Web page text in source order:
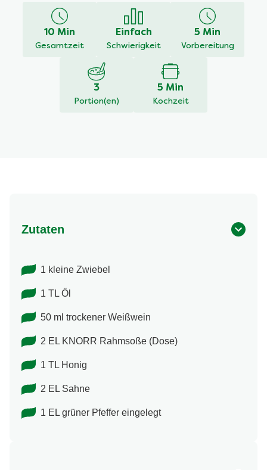
Bewertung
Pfeffer-
10 Min
Gesamtzeit
Einfach
Schwierigkeit
5 Min
Vorbereitung
3
Portion(en)
5 Min
Kochzeit
Zutaten
1 kleine Zwiebel
1 TL Öl
50 ml trockener Weißwein
2 EL KNORR Rahmsoße (Dose)
1 TL Honig
2 EL Sahne
1 EL grüner Pfeffer eingelegt